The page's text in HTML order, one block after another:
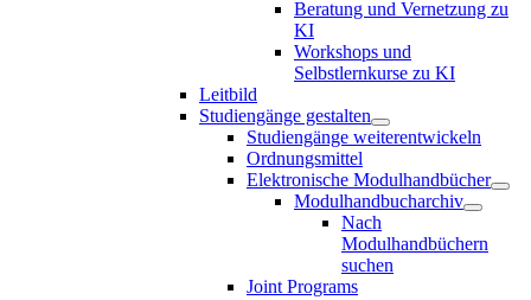
Beratung und Vernetzung zu
KI
Workshops und
Selbstlernkurse zu KI
Leitbild
Studiengänge gestalten
Studiengänge weiterentwickeln
Ordnungsmittel
Elektronische Modulhandbücher
Modulhandbucharchiv
Nach
Modulhandbüchern
suchen
Joint Programs